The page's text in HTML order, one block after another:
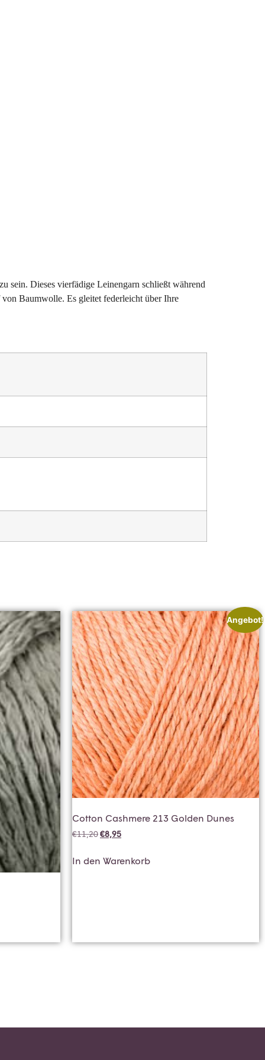
sein. Dieses vierfädige Leinengarn schließt während
Baumwolle. Es gleitet federleicht über Ihre
Angebot!
Cotton Cashmere 213 Golden Dunes
€11,20€8,95
In den Warenkorb